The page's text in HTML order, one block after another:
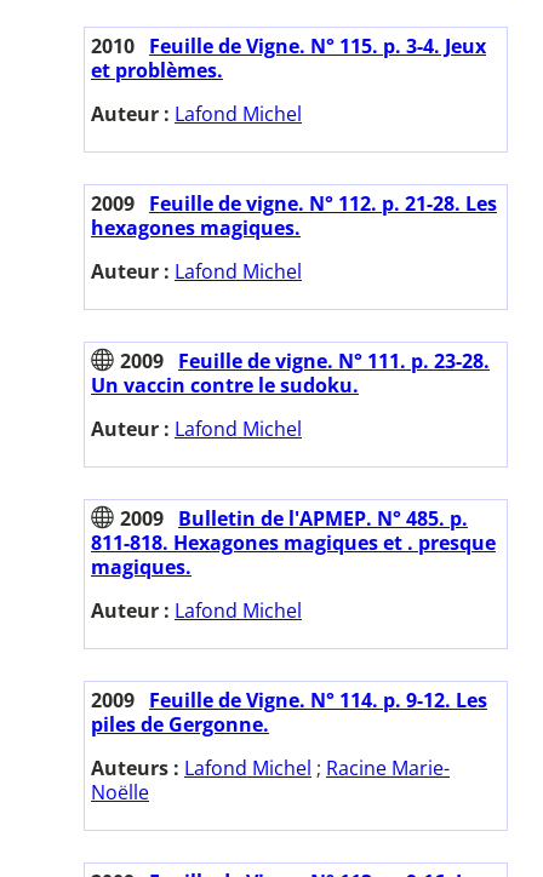
2010 Feuille de Vigne. N° 115. p. 3-4. Jeux
et problèmes.
Auteur : Lafond Michel
2009 Feuille de vigne. N° 112. p. 21-28. Les
hexagones magiques.
Auteur : Lafond Michel
2009 Feuille de vigne. N° 111. p. 23-28.
Un vaccin contre le sudoku.
Auteur : Lafond Michel
2009 Bulletin de l'APMEP. N° 485. p.
811-818. Hexagones magiques et . presque
magiques.
Auteur : Lafond Michel
2009 Feuille de Vigne. N° 114. p. 9-12. Les
piles de Gergonne.
Auteurs : Lafond Michel ; Racine Marie-
Noëlle